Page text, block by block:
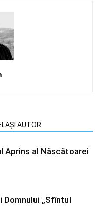
AUTOR
Aprins al Născătoarei
„Sfîntul